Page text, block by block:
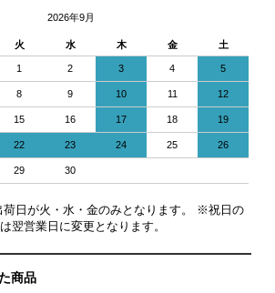
2026年9月
火 水 木 金 土
1 2 3 4 5
8 9 10 11 12
15 16 17 18 19
22 23 24 25 26
29 30
荷日が火・水・金のみとなります。 ※祝日の
翌営業日に変更となります。
商品